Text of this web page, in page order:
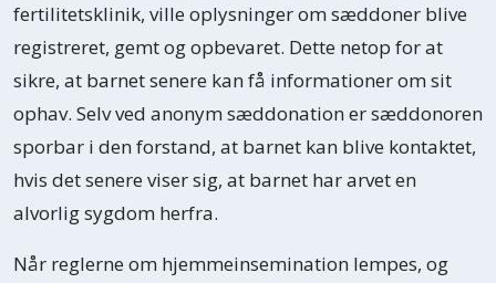
fertilitetsklinik, ville oplysninger om sæddoner blive
registreret, gemt og opbevaret. Dette netop for at
sikre, at barnet senere kan få informationer om sit
ophav. Selv ved anonym sæddonation er sæddonoren
sporbar i den forstand, at barnet kan blive kontaktet,
hvis det senere viser sig, at barnet har arvet en
alvorlig sygdom herfra.
Når reglerne om hjemmeinsemination lempes, og